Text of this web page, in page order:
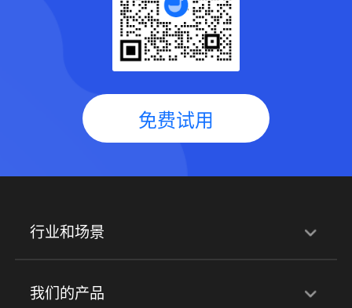
免费试用
行业和场景
行业解决方案
我们的产品